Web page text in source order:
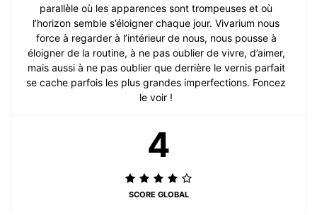
parallèle où les apparences sont trompeuses et où
l’horizon semble s’éloigner chaque jour. Vivarium nous
force à regarder à l’intérieur de nous, nous pousse à
éloigner de la routine, à ne pas oublier de vivre, d’aimer,
mais aussi à ne pas oublier que derrière le vernis parfait
se cache parfois les plus grandes imperfections. Foncez
le voir !
4
SCORE GLOBAL